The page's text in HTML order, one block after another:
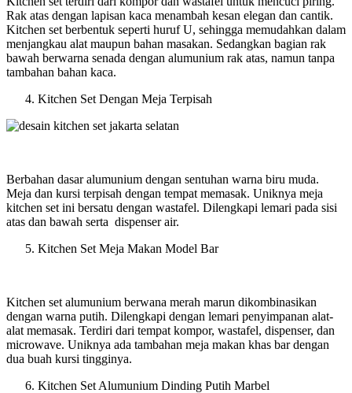
Rak atas dengan lapisan kaca menambah kesan elegan dan cantik.
Kitchen set berbentuk seperti huruf U, sehingga memudahkan dalam
menjangkau alat maupun bahan masakan. Sedangkan bagian rak
bawah berwarna senada dengan alumunium rak atas, namun tanpa
tambahan bahan kaca.
Kitchen Set Dengan Meja Terpisah
Berbahan dasar alumunium dengan sentuhan warna biru muda.
Meja dan kursi terpisah dengan tempat memasak. Uniknya meja
kitchen set ini bersatu dengan wastafel. Dilengkapi lemari pada sisi
atas dan bawah serta dispenser air.
Kitchen Set Meja Makan Model Bar
Kitchen set alumunium berwana merah marun dikombinasikan
dengan warna putih. Dilengkapi dengan lemari penyimpanan alat-
alat memasak. Terdiri dari tempat kompor, wastafel, dispenser, dan
microwave. Uniknya ada tambahan meja makan khas bar dengan
dua buah kursi tingginya.
Kitchen Set Alumunium Dinding Putih Marbel